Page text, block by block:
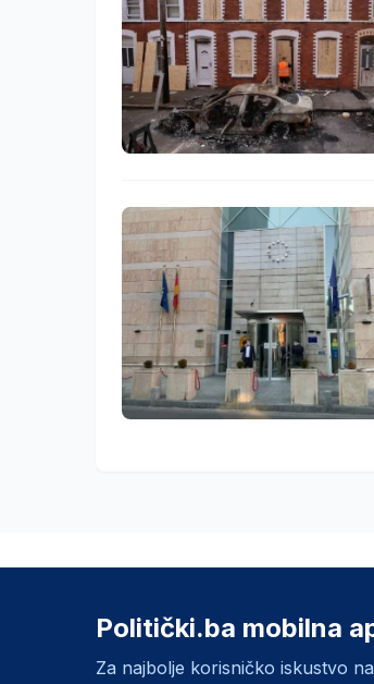
Politički.ba mobilna
Za najbolje korisničko iskustvo